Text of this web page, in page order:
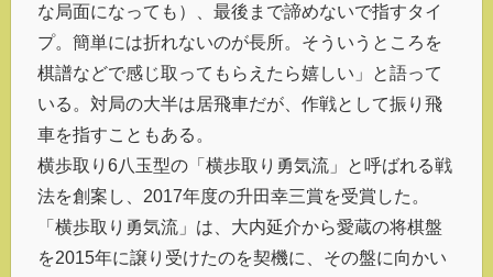
な局面になっても）、最後まで諦めないで指すタイ
プ。簡単には折れないのが長所。そういうところを
棋譜などで感じ取ってもらえたら嬉しい」と語って
いる。対局の大半は居飛車だが、作戦として振り飛
車を指すこともある。
横歩取り6八玉型の「横歩取り勇気流」と呼ばれる戦
法を創案し、2017年度の升田幸三賞を受賞した。
「横歩取り勇気流」は、大内延介から愛蔵の将棋盤
を2015年に譲り受けたのを契機に、その盤に向かい